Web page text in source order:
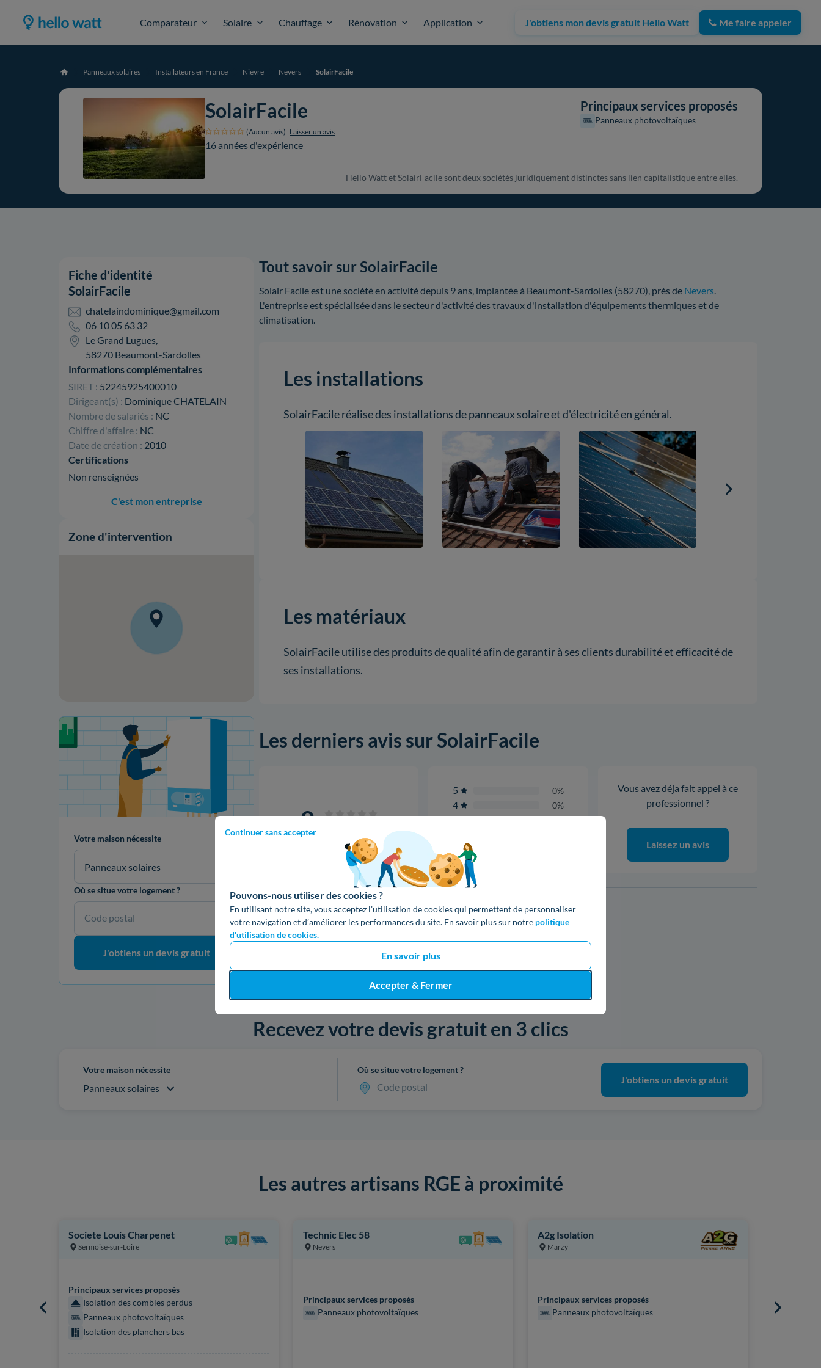
Comparateur Solaire Chauffage Rénovation Application J'obtiens mon devis gratuit Hello Watt Me faire appeler
Continuer sans accepter
Pouvons-nous utiliser des cookies ?
En utilisant notre site, vous acceptez l’utilisation de cookies qui permettent de personnaliser
votre navigation et d’améliorer les performances du site. En savoir plus sur notre politique
d'utilisation de cookies.
En savoir plus
Accepter & Fermer
Accueil Panneaux solaires Installateurs en France Nièvre Nevers SolairFacile
SolairFacile
(Aucun avis) Laisser un avis
16 années d'expérience
Principaux services proposés
Panneaux photovoltaïques
Hello Watt et SolairFacile sont deux sociétés juridiquement distinctes sans lien capitalistique entre elles.
Fiche d'identité
SolairFacile
chatelaindominique@gmail.com
06 10 05 63 32
Le Grand Lugues,
58270 Beaumont-Sardolles
Informations complémentaires
SIRET : 52245925400010
Dirigeant(s) : Dominique CHATELAIN
Nombre de salariés : NC
Chiffre d'affaire : NC
Date de création : 2010
Certifications
Non renseignées
C'est mon entreprise
Zone d'intervention
Votre projet de rénovation
Votre maison nécessite
Panneaux solaires
Où se situe votre logement ?
Code postal
J'obtiens un devis gratuit
Tout savoir sur SolairFacile
Solair Facile est une société en activité depuis 9 ans, implantée à Beaumont-Sardolles (58270), près de Nevers.
L'entreprise est spécialisée dans le secteur d'activité des travaux d'installation d'équipements thermiques et de
climatisation.
Les installations
SolairFacile réalise des installations de panneaux solaire et d'électricité en général.
Les matériaux
SolairFacile utilise des produits de qualité afin de garantir à ses clients durabilité et efficacité de
ses installations.
Les derniers avis sur SolairFacile
0
5 0%
4 0%
3
Vous avez déja fait appel à ce
professionnel ?
Laissez un avis
Recevez votre devis gratuit en 3 clics
Votre maison nécessite
Panneaux solaires
Où se situe votre logement ?
Code postal
J'obtiens un devis gratuit
Les autres artisans RGE à proximité
Societe Louis Charpenet
Sermoise-sur-Loire
Principaux services proposés
Isolation des combles perdus
Panneaux photovoltaïques
Isolation des planchers bas
Technic Elec 58
Nevers
Principaux services proposés
Panneaux photovoltaïques
A2g Isolation
Marzy
Principaux services proposés
Panneaux photovoltaïques
Principaux